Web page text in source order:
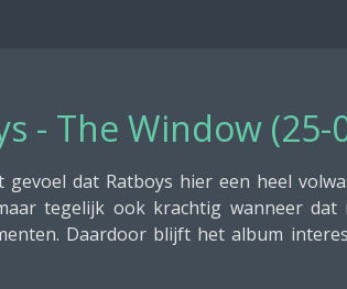
- The Window (25-
dat Ratboys hier een heel
tegelijk ook krachtig wanneer
Daardoor blijft het album